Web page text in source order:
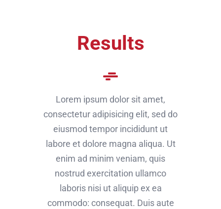
Results
Lorem ipsum dolor sit amet,
consectetur adipisicing elit, sed do
eiusmod tempor incididunt ut
labore et dolore magna aliqua. Ut
enim ad minim veniam, quis
nostrud exercitation ullamco
laboris nisi ut aliquip ex ea
commodo: consequat. Duis aute